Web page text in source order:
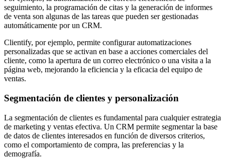
seguimiento, la programación de citas y la generación de informes
de venta son algunas de las tareas que pueden ser gestionadas
automáticamente por un CRM.
Clientify, por ejemplo, permite configurar automatizaciones
personalizadas que se activan en base a acciones comerciales del
cliente, como la apertura de un correo electrónico o una visita a la
página web, mejorando la eficiencia y la eficacia del equipo de
ventas.
Segmentación de clientes y personalización
La segmentación de clientes es fundamental para cualquier estrategia
de marketing y ventas efectiva. Un CRM permite segmentar la base
de datos de clientes interesados en función de diversos criterios,
como el comportamiento de compra, las preferencias y la
demografía.